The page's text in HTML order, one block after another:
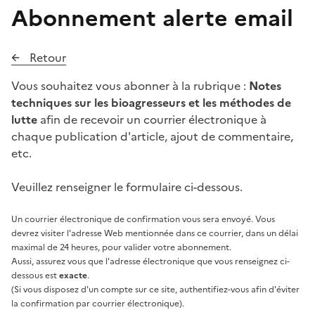
Abonnement alerte email
Retour
Vous souhaitez vous abonner à la rubrique : Notes
techniques sur les bioagresseurs et les méthodes de
lutte afin de recevoir un courrier électronique à
chaque publication d'article, ajout de commentaire,
etc.
Veuillez renseigner le formulaire ci-dessous.
Un courrier électronique de confirmation vous sera envoyé. Vous
devrez visiter l'adresse Web mentionnée dans ce courrier, dans un délai
maximal de 24 heures, pour valider votre abonnement.
Aussi, assurez vous que l'adresse électronique que vous renseignez ci-
dessous estexacte.
(Si vous disposez d'un compte sur ce site, authentifiez-vous afin d'éviter
la confirmation par courrier électronique).